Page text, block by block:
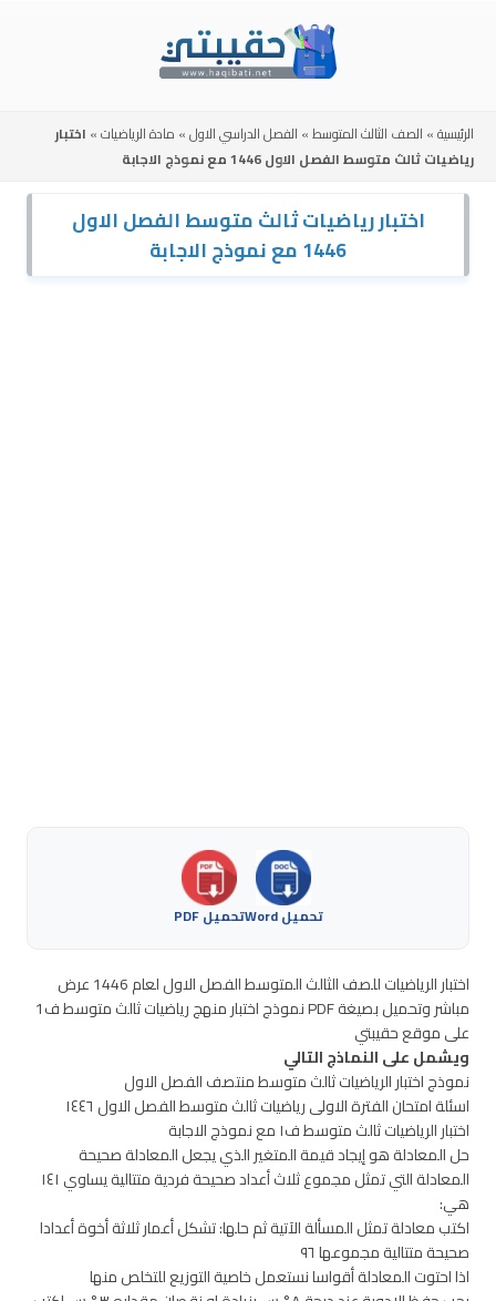
الرئيسية» الصف الثالث المتوسط» الفصل الدراسي الاول» مادة الرياضيات» اختبار
رياضيات ثالث متوسط الفصل الاول 1446 مع نموذج الاجابة
اختبار رياضيات ثالث متوسط الفصل الاول
1446 مع نموذج الاجابة
تحميل Word تحميل PDF
اختبار الرياضيات للصف الثالث المتوسط الفصل الاول لعام 1446 عرض
مباشر وتحميل بصيغة PDF نموذج اختبار منهج رياضيات ثالث متوسط ف1
على موقع حقيبتي
ويشمل على النماذج التالي
نموذج اختبار الرياضيات ثالث متوسط منتصف الفصل الاول
اسئلة امتحان الفترة الاولى رياضيات ثالث متوسط الفصل الاول ١٤٤٦
اختبار الرياضيات ثالث متوسط ف١ مع نموذج الاجابة
حل المعادلة هو إيجاد قيمة المتغير الذي يجعل المعادلة صحيحة
المعادلة التي تمثل مجموع ثلاث أعداد صحيحة فردية متتالية يساوي ١٤١
هي:
اكتب معادلة تمثل المسألة الآتية ثم حلها: تشكل أعمار ثلاثة أخوة أعدادا
صحيحة متتالية مجموعها ٩٦
اذا احتوت المعادلة أقواسا نستعمل خاصية التوزيع للتخلص منها